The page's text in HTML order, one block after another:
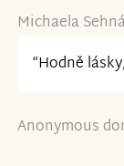
Michaela
“Hodně
Anonymous